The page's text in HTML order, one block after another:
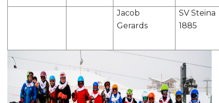
Jacob
Gerards
SV Steina
1885